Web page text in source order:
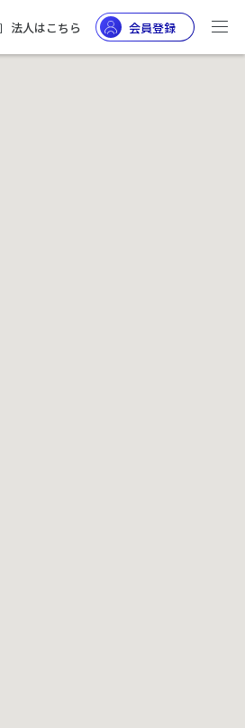
法人はこちら 会員登録